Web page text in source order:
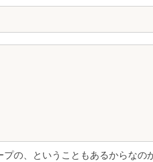
の、ということもあるからなの